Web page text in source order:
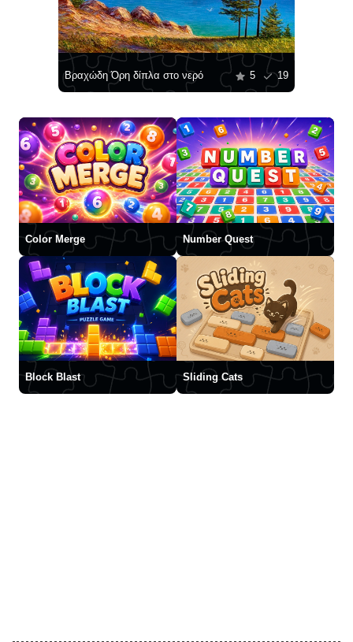
Βραχώδη Όρη δίπλα στο νερό 5 19
Color Merge Number Quest
Block Blast Sliding Cats